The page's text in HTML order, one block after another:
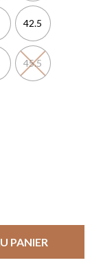
42.5
45.5
PANIER